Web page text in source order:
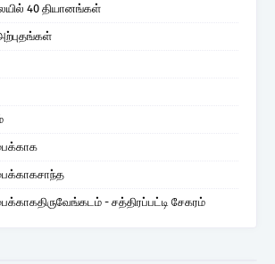
40 தியானங்கள்
- சத்திரப்பட்டி சேகரம்